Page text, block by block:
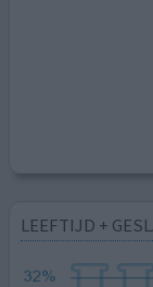
LEEFTIJD +